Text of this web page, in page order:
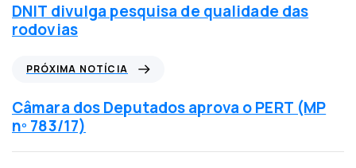
í
c
n
t
e
DNIT divulga pesquisa de qualidade das
rodovias
ó
x
i
m
PRÓXIMA NOTÍCIA
Câmara dos Deputados aprova o PERT (MP
nº 783/17)